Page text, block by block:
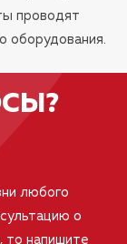
проводят
оборудования.
любого
о
то напишите